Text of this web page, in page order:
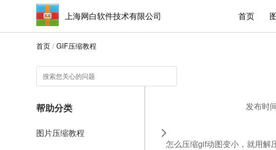
上海网白软件技术有限公司 首页
首页 / GIF压缩教程
帮助分类
图片压缩教程
发布时
怎么压缩gif动图变小，就用解